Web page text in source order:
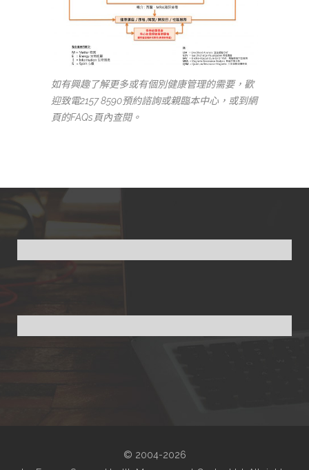
如有興趣了解更多或有個別健康管理的需要，歡
迎致電2157 8590預約諮詢或親臨本中心，或到網
頁的FAQs頁內查閱。
© 2004-2026